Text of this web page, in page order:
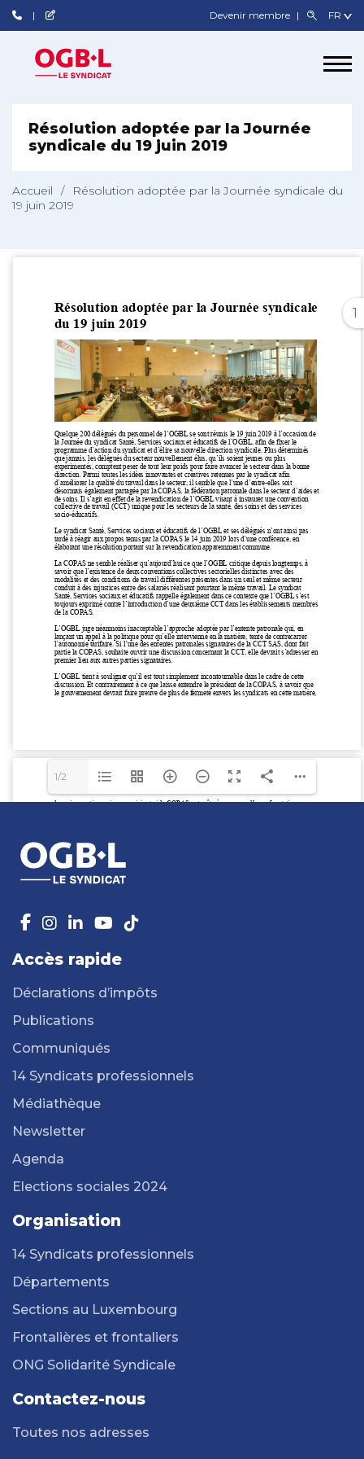
Devenir membre
Résolution adoptée par la Journée
syndicale du 19 juin 2019
Accueil /
Résolution adoptée par la Journée syndicale du
19 juin 2019
1
1/2
Accès rapide
Déclarations d’impôts
Publications
Communiqués
14 Syndicats professionnels
Médiathèque
Newsletter
Agenda
Elections sociales 2024
Organisation
14 Syndicats professionnels
Départements
Sections au Luxembourg
Frontalières et frontaliers
ONG Solidarité Syndicale
Contactez-nous
Toutes nos adresses